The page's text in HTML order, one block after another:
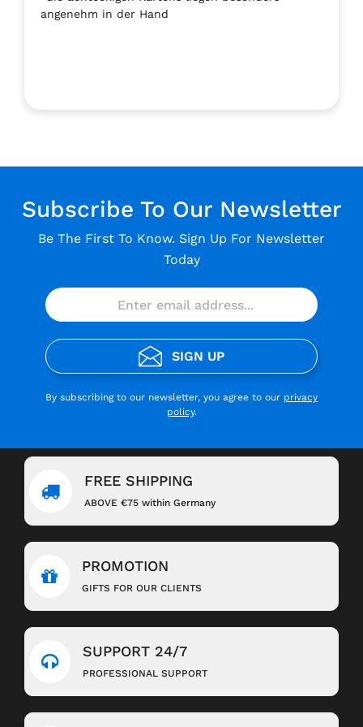
angenehm in der Hand
Subscribe To Our Newsletter
Be The First To Know. Sign Up For Newsletter
Today
SIGN UP
By subscribing to our newsletter, you agree to our privacy
policy.
FREE SHIPPING
ABOVE €75 within Germany
PROMOTION
GIFTS FOR OUR CLIENTS
SUPPORT 24/7
PROFESSIONAL SUPPORT